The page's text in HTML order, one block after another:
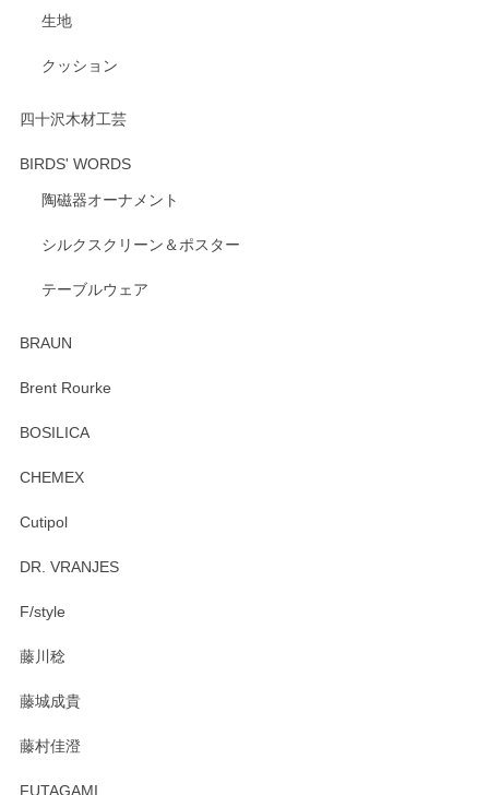
生地
クッション
四十沢木材工芸
BIRDS' WORDS
陶磁器オーナメント
シルクスクリーン＆ポスター
テーブルウェア
BRAUN
Brent Rourke
BOSILICA
CHEMEX
Cutipol
DR. VRANJES
F/style
藤川稔
藤城成貴
藤村佳澄
FUTAGAMI